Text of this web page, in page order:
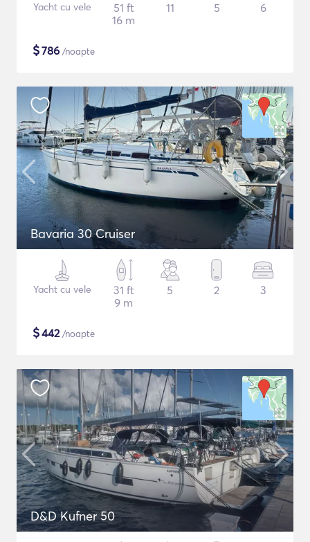
Yacht cu vele
51 ft
16 m
11 5 6
$786 /noapte
Bavaria 30 Cruiser
Yacht cu vele
31 ft
9 m
5 2 3
$442/noapte
D&D Kufner 50